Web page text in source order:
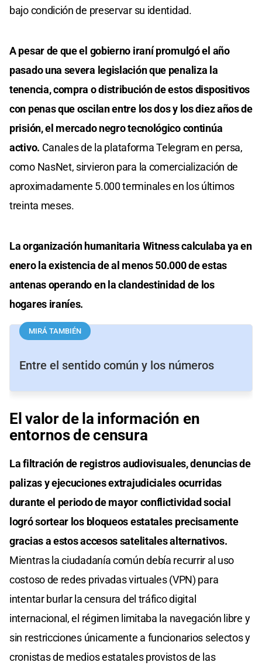
bajo condición de preservar su identidad.
A pesar de que el gobierno iraní promulgó el año
pasado una severa legislación que penaliza la
tenencia, compra o distribución de estos dispositivos
con penas que oscilan entre los dos y los diez años de
prisión, el mercado negro tecnológico continúa
activo. Canales de la plataforma Telegram en persa,
como NasNet, sirvieron para la comercialización de
aproximadamente 5.000 terminales en los últimos
treinta meses.
La organización humanitaria Witness calculaba ya en
enero la existencia de al menos 50.000 de estas
antenas operando en la clandestinidad de los
hogares iraníes.
MIRÁ TAMBIÉN
Entre el sentido común y los números
El valor de la información en
entornos de censura
La filtración de registros audiovisuales, denuncias de
palizas y ejecuciones extrajudiciales ocurridas
durante el periodo de mayor conflictividad social
logró sortear los bloqueos estatales precisamente
gracias a estos accesos satelitales alternativos.
Mientras la ciudadanía común debía recurrir al uso
costoso de redes privadas virtuales (VPN) para
intentar burlar la censura del tráfico digital
internacional, el régimen limitaba la navegación libre y
sin restricciones únicamente a funcionarios selectos y
cronistas de medios estatales provistos de las